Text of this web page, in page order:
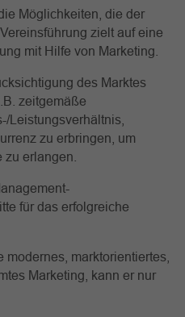
Möglichkeiten, die der
zielt auf eine
mit Hilfe von Marketing.
des Marktes
zeitgemäße
Leistungsverhältnis,
zu erbringen, um
erlangen.
für das erfolgreiche
marktorientiertes,
Marketing, kann er nur